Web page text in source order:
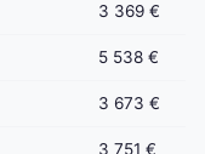
3 369 €
5 538 €
3 673 €
3 751 €